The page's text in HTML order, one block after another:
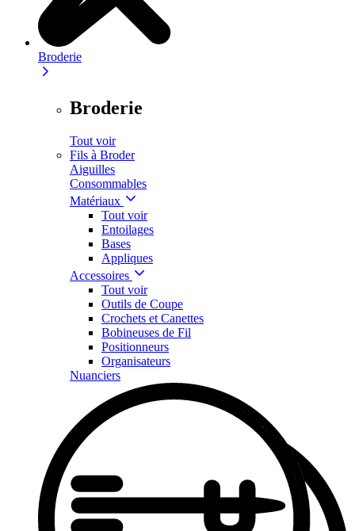
Broderie
Broderie
Tout voir
Fils à Broder
Aiguilles
Consommables
Matériaux
Tout voir
Entoilages
Bases
Appliques
Accessoires
Tout voir
Outils de Coupe
Crochets et Canettes
Bobineuses de Fil
Positionneurs
Organisateurs
Nuanciers